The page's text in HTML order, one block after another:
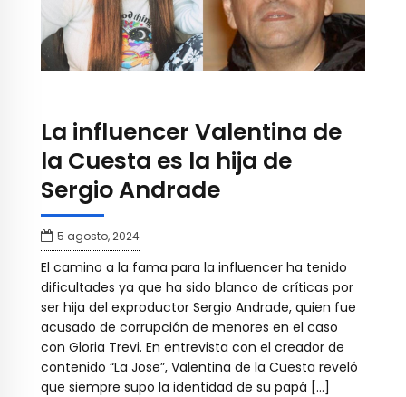
La influencer Valentina de
la Cuesta es la hija de
Sergio Andrade
5 agosto, 2024
El camino a la fama para la influencer ha tenido
dificultades ya que ha sido blanco de críticas por
ser hija del exproductor Sergio Andrade, quien fue
acusado de corrupción de menores en el caso
con Gloria Trevi. En entrevista con el creador de
contenido “La Jose”, Valentina de la Cuesta reveló
que siempre supo la identidad de su papá […]